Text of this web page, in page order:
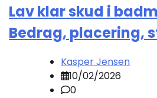
Lav klar skud i
Bedrag, placering,
Kasper Jensen
10/02/2026
0